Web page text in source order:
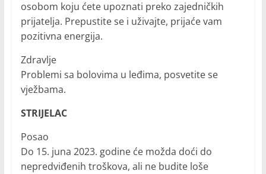
osobom koju ćete upoznati preko zajedničkih
prijatelja. Prepustite se i uživajte, prijaće vam
pozitivna energija.
Zdravlje
Problemi sa bolovima u leđima, posvetite se
vježbama.
STRIJELAC
Posao
Do 15. juna 2023. godine će možda doći do
nepredviđenih troškova, ali ne budite loše